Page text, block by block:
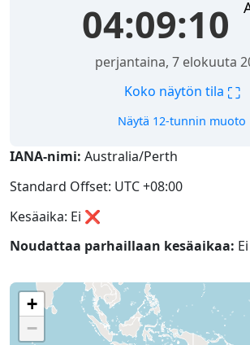
04:09:10
perjantaina, 7 elokuuta
Koko näytön tila ⛶
Näytä 12-tunnin muoto
IANA-nimi: Australia/Perth
Standard Offset: UTC +08:00
Kesäaika: Ei ❌
Noudattaa parhaillaan kesäaikaa: Ei
+
−